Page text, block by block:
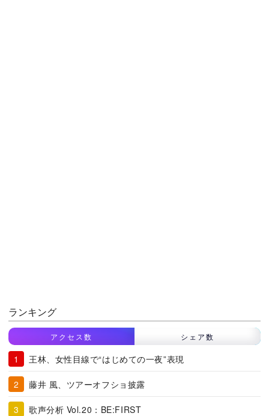
ランキング
アクセス数 シェア数
王林、女性目線で“はじめての一夜”表現
藤井 風、ツアーオフショ披露
歌声分析 Vol.20：BE:FIRST